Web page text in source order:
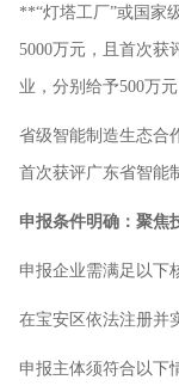
**“灯塔工厂”或国家
5000万元，且首次获
业，分别给予500万
省级智能制造生态合
首次获评广东省智能
申报条件明确：聚焦
申报企业需满足以下
在宝安区依法注册并
申报主体须符合以下